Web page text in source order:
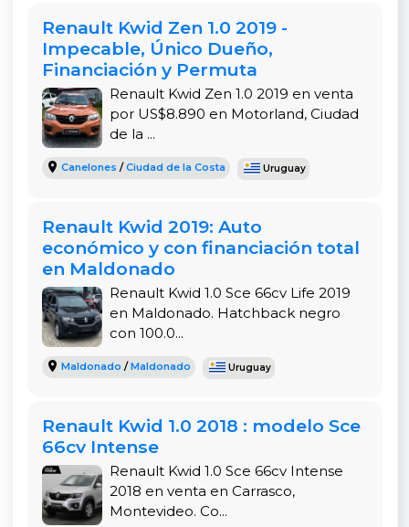
empadronamiento y asesoramiento en seguros.
Precio Competitivo y Oportunidad Única
A solo US$ 10.390, este Renault Kwid Intense 2019
representa una excelente relación precio-
calidad. Comparado con similares en el mercado
(entre US$ 8.000 y US$ 10.900), destaca por su
estado impecable, kilometraje razonable y
"Renault Kwid 2019 Montevideo", "Kwid Intense
financiado Uruguay", "comprar Renault Kwid
usado Montevideo".
Este Renault Kwid Intense 2019 es una gran
elección para quienes buscan un auto económico,
seguro y con bajo costo de mantenimiento en
(aire, multimedia, dirección eléctrica) hace que
cada viaje sea cómodo. En Montevideo, donde el
tráfico y el estacionamiento son desafíos diarios,
su tamaño compacto y alto despeje lo hacen
ideal para circular sin problemas.
Renault Kwid Zen 1.0 2019 -
Impecable, Único Dueño,
Financiación y Permuta
Renault Kwid Zen 1.0 2019 en venta
por US$8.890 en Motorland, Ciudad
de la ...
Canelones /Ciudad de la Costa Uruguay
Renault Kwid 2019: Auto
económico y con financiación total
en Maldonado
Renault Kwid 1.0 Sce 66cv Life 2019
en Maldonado. Hatchback negro
con 100.0...
Maldonado /Maldonado Uruguay
Renault Kwid 1.0 2018 : modelo Sce
66cv Intense
Renault Kwid 1.0 Sce 66cv Intense
2018 en venta en Carrasco,
Montevideo. Co...